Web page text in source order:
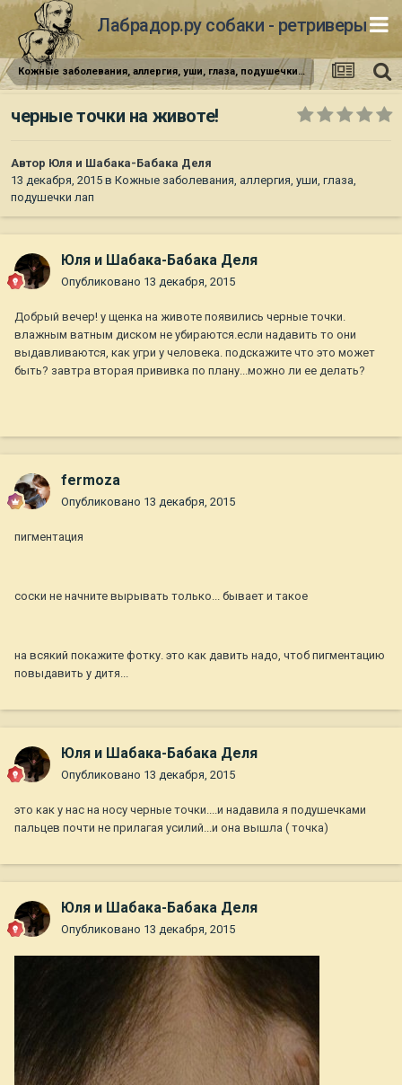
Лабрадор.ру собаки - ретриверы
Кожные заболевания, аллергия, уши, глаза, подушечки лап
черные точки на животе!
Автор Юля и Шабака-Бабака Деля
13 декабря, 2015 в Кожные заболевания, аллергия, уши, глаза,
подушечки лап
Юля и Шабака-Бабака Деля
Опубликовано 13 декабря, 2015
Добрый вечер! у щенка на животе появились черные точки.
влажным ватным диском не убираются.если надавить то они
выдавливаются, как угри у человека. подскажите что это может
быть? завтра вторая прививка по плану...можно ли ее делать?
fermoza
Опубликовано 13 декабря, 2015
пигментация
соски не начните вырывать только... бывает и такое
на всякий покажите фотку. это как давить надо, чтоб пигментацию
повыдавить у дитя...
Юля и Шабака-Бабака Деля
Опубликовано 13 декабря, 2015
это как у нас на носу черные точки....и надавила я подушечками
пальцев почти не прилагая усилий...и она вышла ( точка)
Юля и Шабака-Бабака Деля
Опубликовано 13 декабря, 2015